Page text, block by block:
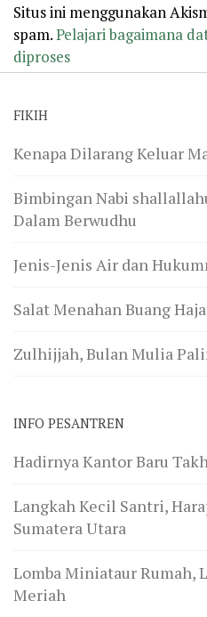
Situs ini menggunakan
spam.Pelajari bagaimana
diproses
FIKIH
Kenapa Dilarang Keluar
Bimbingan Nabi
Dalam Berwudhu
Jenis-Jenis Air dan
Salat Menahan Buang
Zulhijjah, Bulan Mulia
INFO PESANTREN
Hadirnya Kantor Baru
Langkah Kecil Santri,
Sumatera Utara
Lomba Miniataur Rumah,
Meriah